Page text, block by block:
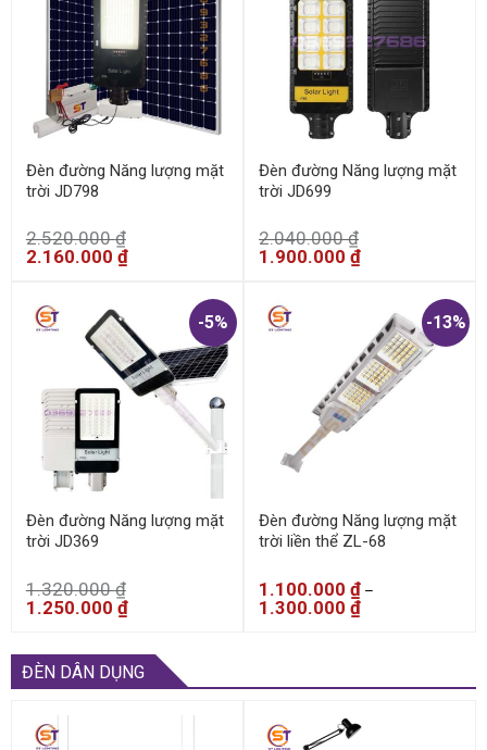
Đèn đường Năng lượng mặt
trời JD798
2.520.000₫
2.160.000₫
Đèn đường Năng lượng mặt
trời JD699
2.040.000₫
1.900.000₫
-5%
Đèn đường Năng lượng mặt
trời JD369
1.320.000₫
1.250.000₫
-13%
Đèn đường Năng lượng mặt
trời liền thể ZL-68
1.100.000 ₫ –
1.300.000 ₫
ĐÈN DÂN DỤNG